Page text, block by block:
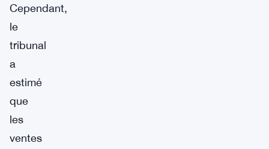
Cependant,
le
tribunal
a
estimé
que
les
ventes